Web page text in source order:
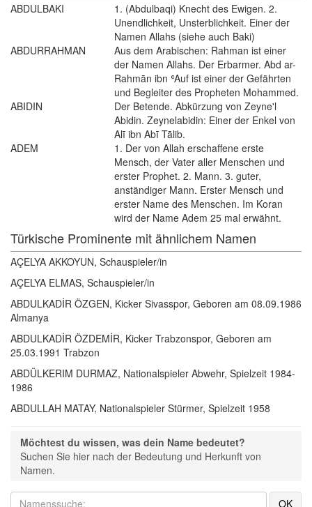
ABDULBAKI
1. (Abdulbaqi) Knecht des Ewigen. 2.
Unendlichkeit, Unsterblichkeit. Einer der
Namen Allahs (siehe auch Baki)
ABDURRAHMAN
Aus dem Arabischen: Rahman ist einer
der Namen Allahs. Der Erbarmer. Abd ar-
Rahmān ibn ʿAuf ist einer der Gefährten
und Begleiter des Propheten Mohammed.
ABIDIN
Der Betende. Abkürzung von Zeyne'l
Abidin. Zeynelabidin: Einer der Enkel von
Alī ibn Abī Tālib.
ADEM
1. Der von Allah erschaffene erste
Mensch, der Vater aller Menschen und
erster Prophet. 2. Mann. 3. guter,
anständiger Mann. Erster Mensch und
erster Name des Menschen. Im Koran
wird der Name Adem 25 mal erwähnt.
Türkische Prominente mit ähnlichem Namen
AÇELYA AKKOYUN, Schauspieler/in
AÇELYA ELMAS, Schauspieler/in
ABDULKADİR ÖZGEN, Kicker Sivasspor, Geboren am 08.09.1986
Almanya
ABDULKADİR ÖZDEMİR, Kicker Trabzonspor, Geboren am
25.03.1991 Trabzon
ABDÜLKERIM DURMAZ, Nationalspieler Abwehr, Spielzeit 1984-
1986
ABDULLAH MATAY, Nationalspieler Stürmer, Spielzeit 1958
Möchtest du wissen, was dein Name bedeutet?
Suchen Sie hier nach der Bedeutung und Herkunft von
Namen.